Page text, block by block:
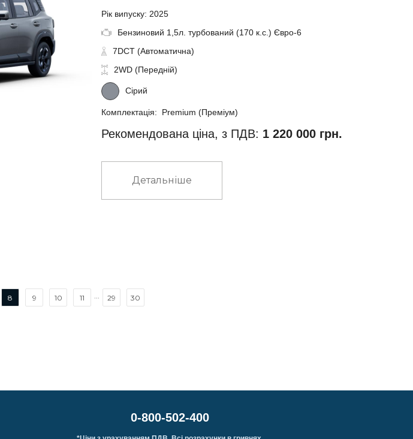
Рік випуску: 2025
Бензиновий 1,5л. турбований (170 к.с.) Євро-6
7DCT (Автоматична)
2WD (Передній)
Сірий
Комплектація: Premium (Преміум)
Рекомендована ціна, з ПДВ: 1 220 000 грн.
Детальніше
8 9 10 11 ... 29 30
0-800-502-400